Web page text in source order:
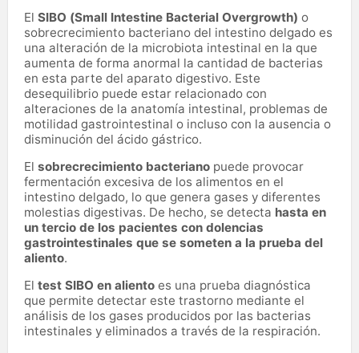
El SIBO (Small Intestine Bacterial Overgrowth) o
sobrecrecimiento bacteriano del intestino delgado es
una alteración de la microbiota intestinal en la que
aumenta de forma anormal la cantidad de bacterias
en esta parte del aparato digestivo. Este
desequilibrio puede estar relacionado con
alteraciones de la anatomía intestinal, problemas de
motilidad gastrointestinal o incluso con la ausencia o
disminución del ácido gástrico.
El sobrecrecimiento bacteriano puede provocar
fermentación excesiva de los alimentos en el
intestino delgado, lo que genera gases y diferentes
molestias digestivas. De hecho, se detecta hasta en
un tercio de los pacientes con dolencias
gastrointestinales que se someten a la prueba del
aliento.
El test SIBO en aliento es una prueba diagnóstica
que permite detectar este trastorno mediante el
análisis de los gases producidos por las bacterias
intestinales y eliminados a través de la respiración.